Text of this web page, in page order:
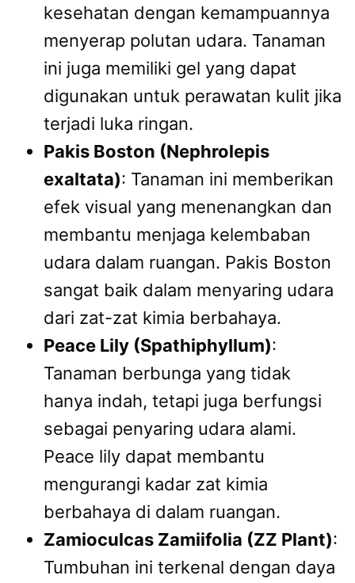
kesehatan dengan kemampuannya
menyerap polutan udara. Tanaman
ini juga memiliki gel yang dapat
digunakan untuk perawatan kulit jika
terjadi luka ringan.
Pakis Boston (Nephrolepis
exaltata): Tanaman ini memberikan
efek visual yang menenangkan dan
membantu menjaga kelembaban
udara dalam ruangan. Pakis Boston
sangat baik dalam menyaring udara
dari zat-zat kimia berbahaya.
Peace Lily (Spathiphyllum):
Tanaman berbunga yang tidak
hanya indah, tetapi juga berfungsi
sebagai penyaring udara alami.
Peace lily dapat membantu
mengurangi kadar zat kimia
berbahaya di dalam ruangan.
Zamioculcas Zamiifolia (ZZ Plant):
Tumbuhan ini terkenal dengan daya